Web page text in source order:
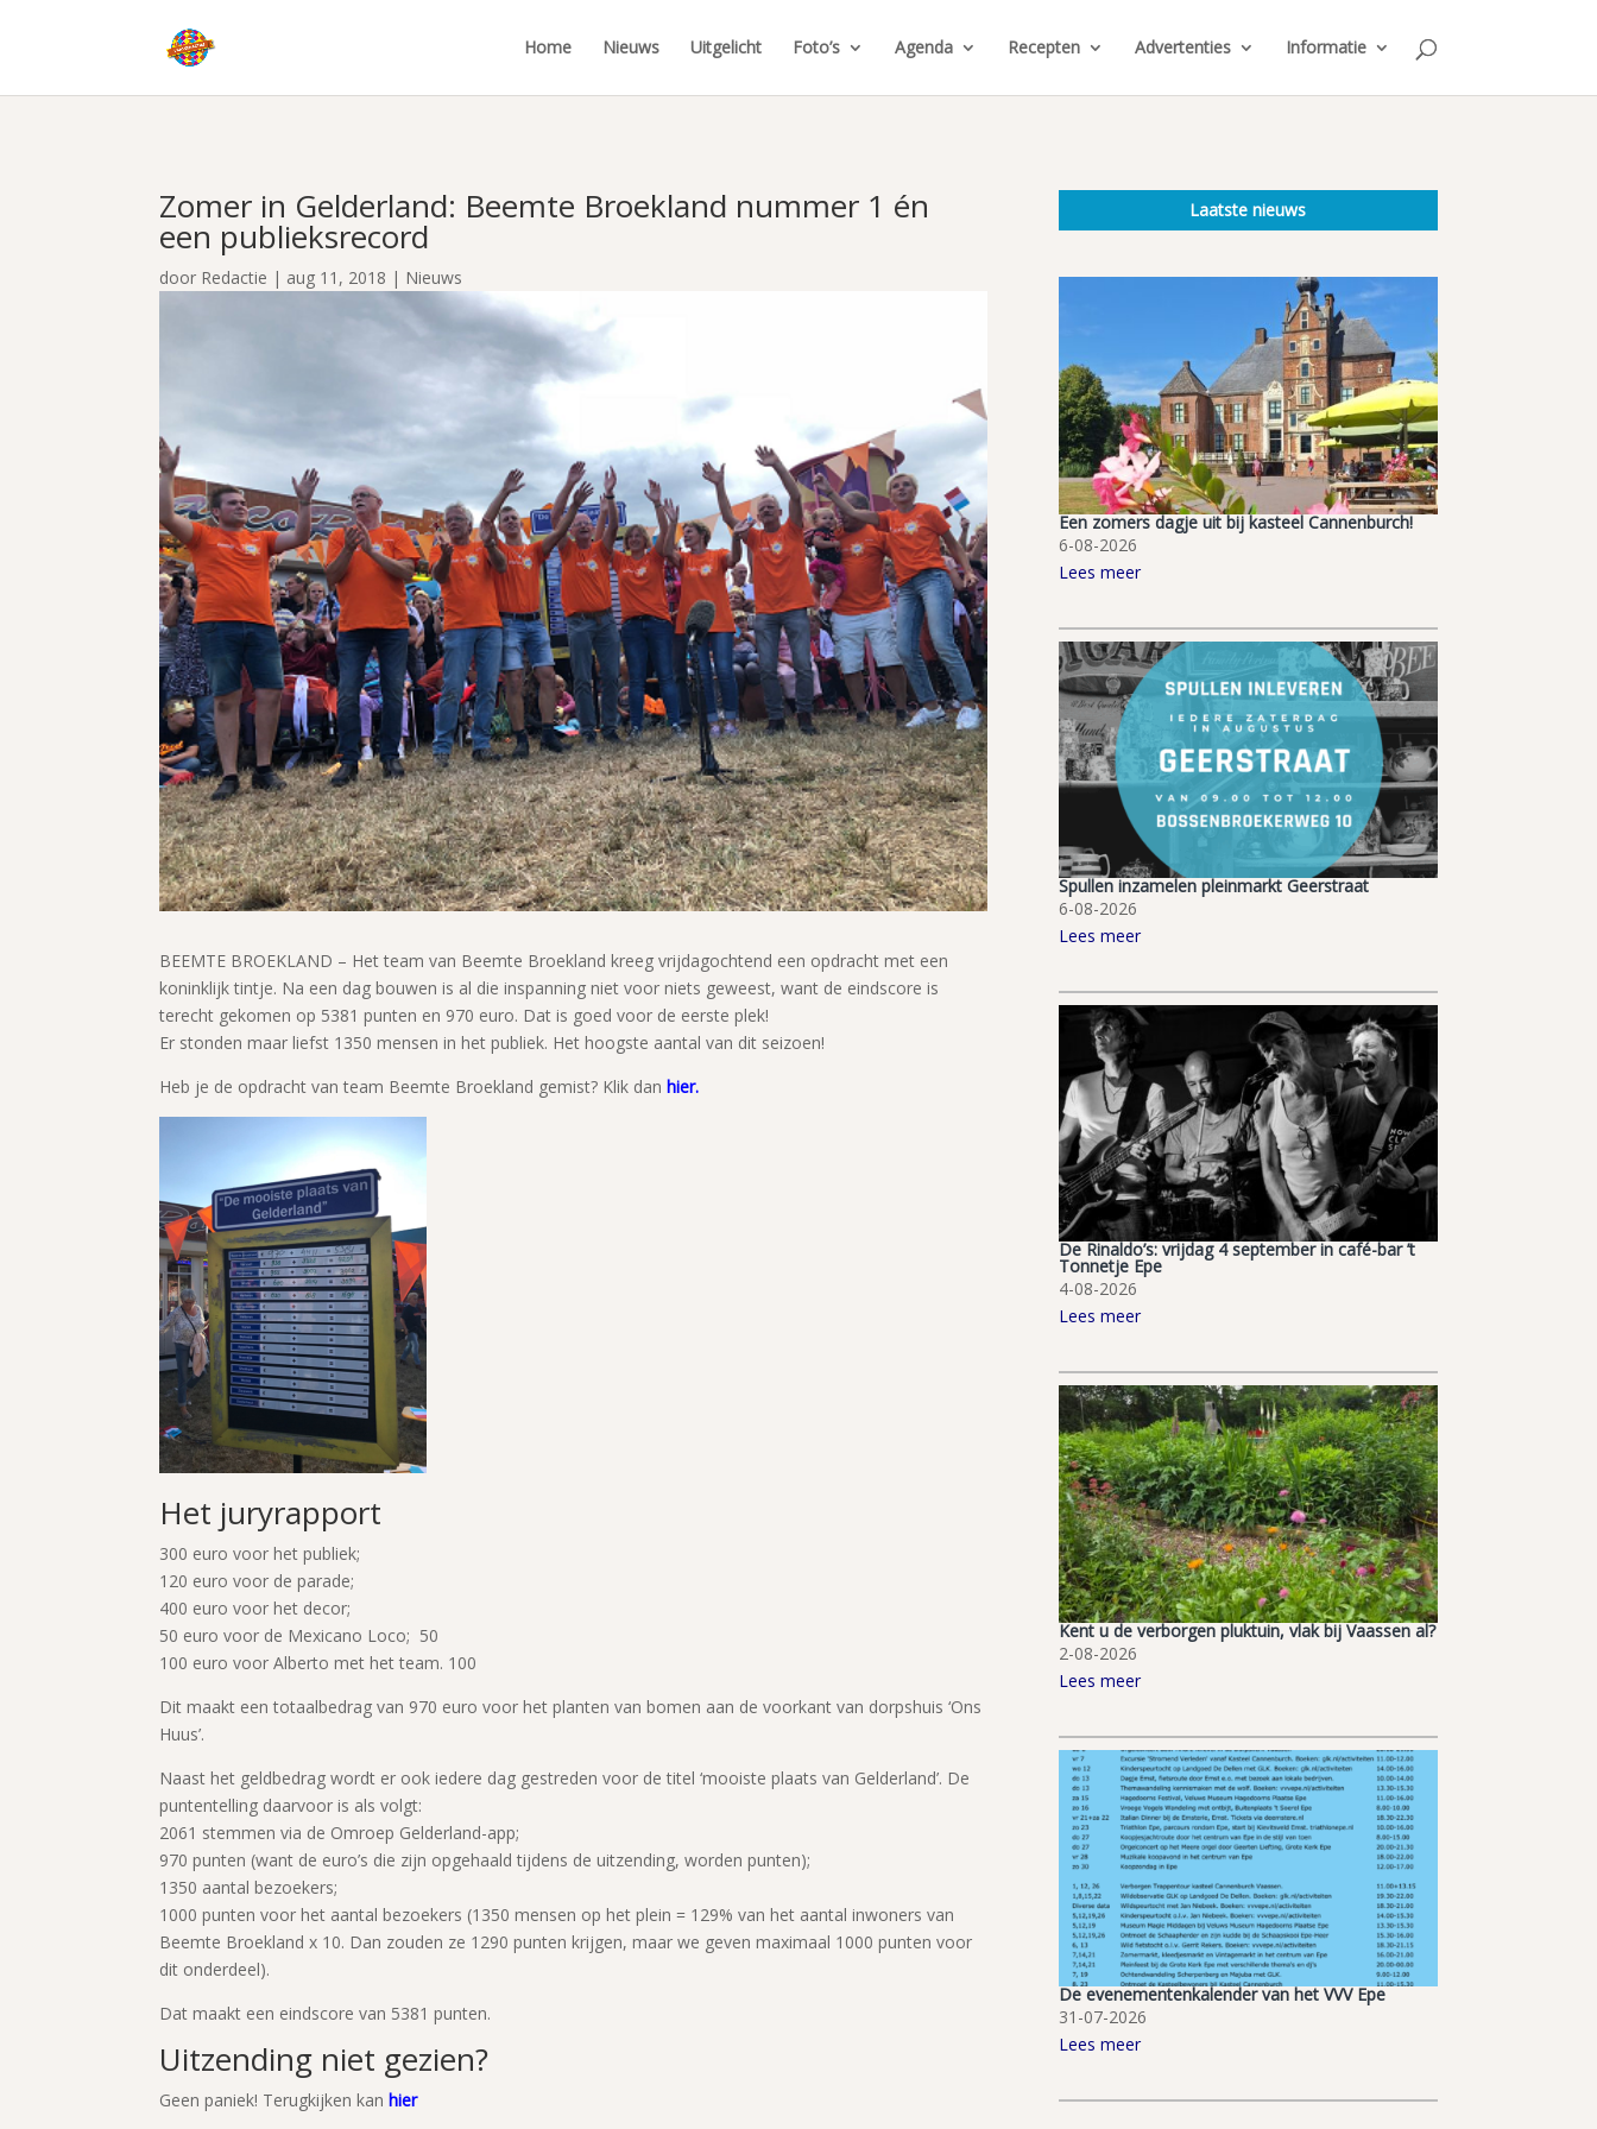
Home Nieuws Uitgelicht Foto’s Agenda Recepten Advertenties Informatie
Zomer in Gelderland: Beemte Broekland nummer 1 én
een publieksrecord
door Redactie | aug 11, 2018 | Nieuws
BEEMTE BROEKLAND – Het team van Beemte Broekland kreeg vrijdagochtend een opdracht met een
koninklijk tintje. Na een dag bouwen is al die inspanning niet voor niets geweest, want de eindscore is
terecht gekomen op 5381 punten en 970 euro. Dat is goed voor de eerste plek!
Er stonden maar liefst 1350 mensen in het publiek. Het hoogste aantal van dit seizoen!
Heb je de opdracht van team Beemte Broekland gemist? Klik danhier.
Het juryrapport
300 euro voor het publiek;
120 euro voor de parade;
400 euro voor het decor;
50 euro voor de Mexicano Loco; 50
100 euro voor Alberto met het team. 100
Dit maakt een totaalbedrag van 970 euro voor het planten van bomen aan de voorkant van dorpshuis ‘Ons
Huus’.
Naast het geldbedrag wordt er ook iedere dag gestreden voor de titel ‘mooiste plaats van Gelderland’. De
puntentelling daarvoor is als volgt:
2061 stemmen via de Omroep Gelderland-app;
970 punten (want de euro’s die zijn opgehaald tijdens de uitzending, worden punten);
1350 aantal bezoekers;
1000 punten voor het aantal bezoekers (1350 mensen op het plein = 129% van het aantal inwoners van
Beemte Broekland x 10. Dan zouden ze 1290 punten krijgen, maar we geven maximaal 1000 punten voor
dit onderdeel).
Dat maakt een eindscore van 5381 punten.
Uitzending niet gezien?
Geen paniek! Terugkijken kanhier
Laatste nieuws
Een zomers dagje uit bij kasteel Cannenburch!
6-08-2026
Lees meer
Spullen inzamelen pleinmarkt Geerstraat
6-08-2026
Lees meer
De Rinaldo’s: vrijdag 4 september in café-bar ’t
Tonnetje Epe
4-08-2026
Lees meer
Kent u de verborgen pluktuin, vlak bij Vaassen al?
2-08-2026
Lees meer
De evenementenkalender van het VVV Epe
31-07-2026
Lees meer